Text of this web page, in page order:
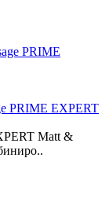
PRIME EXPERT
Matt &